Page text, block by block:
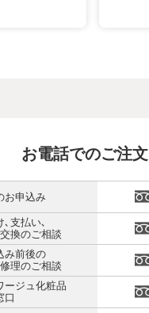
お電話でのご注
お申込み
､支払い､
換のご相談
み前後の
理のご相談
ージュ化粧品
口